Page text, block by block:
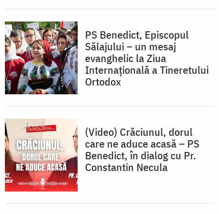
PS Benedict, Episcopul
Sălajului – un mesaj
evanghelic la Ziua
Internațională a Tineretului
Ortodox
(Video) Crăciunul, dorul
care ne aduce acasă – PS
Benedict, în dialog cu Pr.
Constantin Necula